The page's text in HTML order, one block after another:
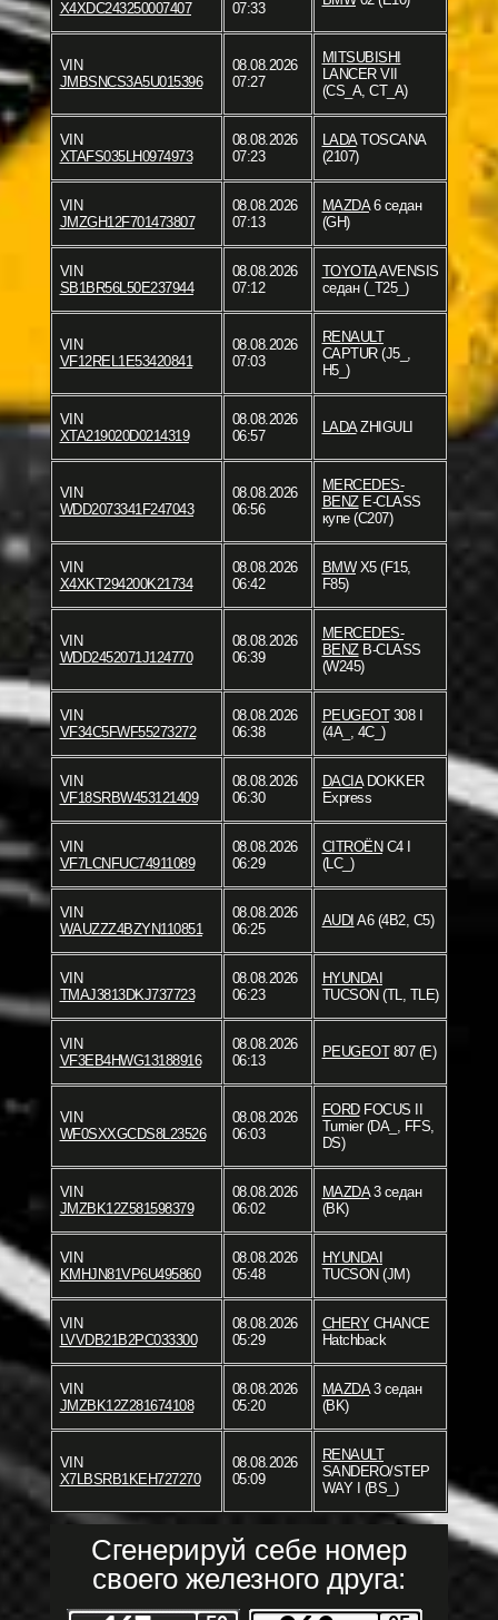
X4XDC243250007407
07:33
VIN
JMBSNCS3A5U015396
08.08.2026
07:27
MITSUBISHI
LANCER VII
(CS_A, CT_A)
VIN
XTAFS035LH0974973
08.08.2026
07:23
LADATOSCANA
(2107)
VIN
JMZGH12F701473807
08.08.2026
07:13
MAZDA6 седан
(GH)
VIN
SB1BR56L50E237944
08.08.2026
07:12
TOYOTAAVENSIS
седан (_T25_)
VIN
VF12REL1E53420841
08.08.2026
07:03
RENAULT
CAPTUR (J5_,
H5_)
VIN
XTA219020D0214319
08.08.2026
06:57
LADAZHIGULI
VIN
WDD2073341F247043
08.08.2026
06:56
MERCEDES-
BENZE-CLASS
купе (C207)
VIN
X4XKT294200K21734
08.08.2026
06:42
BMWX5 (F15,
F85)
VIN
WDD2452071J124770
08.08.2026
06:39
MERCEDES-
BENZB-CLASS
(W245)
VIN
VF34C5FWF55273272
08.08.2026
06:38
PEUGEOT308 I
(4A_, 4C_)
VIN
VF18SRBW453121409
08.08.2026
06:30
DACIADOKKER
Express
VIN
VF7LCNFUC74911089
08.08.2026
06:29
CITROËN C4 I
(LC_)
VIN
WAUZZZ4BZYN110851
08.08.2026
06:25
AUDI A6 (4B2, C5)
VIN
TMAJ3813DKJ737723
08.08.2026
06:23
HYUNDAI
TUCSON (TL, TLE)
VIN
VF3EB4HWG13188916
08.08.2026
06:13
PEUGEOT807 (E)
VIN
WF0SXXGCDS8L23526
08.08.2026
06:03
FORDFOCUS II
Turnier (DA_, FFS,
DS)
VIN
JMZBK12Z581598379
08.08.2026
06:02
MAZDA3 седан
(BK)
VIN
KMHJN81VP6U495860
08.08.2026
05:48
HYUNDAI
TUCSON (JM)
VIN
LVVDB21B2PC033300
08.08.2026
05:29
CHERYCHANCE
Hatchback
VIN
JMZBK12Z281674108
08.08.2026
05:20
MAZDA3 седан
(BK)
VIN
X7LBSRB1KEH727270
08.08.2026
05:09
RENAULT
SANDERO/STEP
WAY I (BS_)
Сгенерируй себе номер
своего железного друга: